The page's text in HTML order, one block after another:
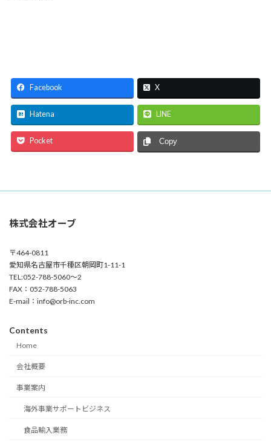
Facebook X
Hatena LINE
Pocket Copy
株式会社オーブ
〒464-0811
愛知県名古屋市千種区朝岡町1-11-1
TEL:052-788-5060～2
FAX：052-788-5063
E-mail：info@orb-inc.com
Contents
Home
会社概要
事業案内
海外事業サポートビジネス
食品輸入業務